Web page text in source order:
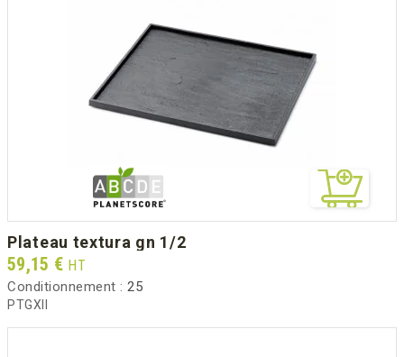
plateau textura gn 1/2
Prix
59,15 € HT
Conditionnement : 25
PTGXII